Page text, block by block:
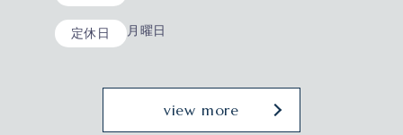
定休日 月曜日
view more